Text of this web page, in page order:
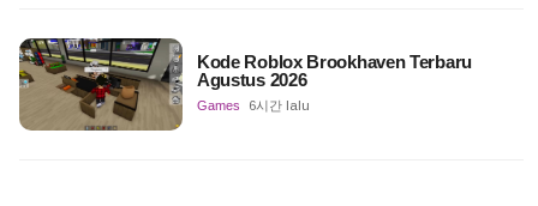
Kode Roblox Brookhaven Terbaru
Agustus 2026
Games 6시간 lalu